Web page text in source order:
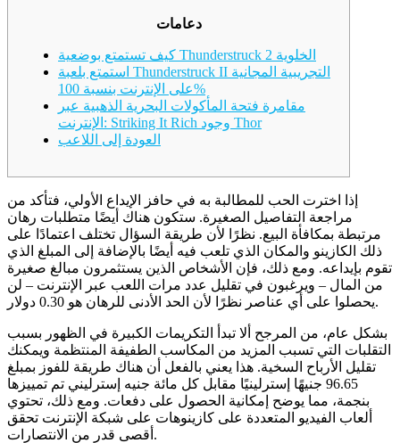
دعامات
كيف تستمتع بوضعية Thunderstruck 2 الخلوية
استمتع بلعبة Thunderstruck II التجريبية المجانية
على الإنترنت بنسبة 100%
مقامرة فتحة المأكولات البحرية الذهبية عبر
الإنترنت: Striking It Rich وجود Thor
العودة إلى اللاعب
إذا اخترت الحب للمطالبة به في حافز الإيداع الأولي، فتأكد من
مراجعة التفاصيل الصغيرة. ستكون هناك أيضًا متطلبات رهان
مرتبطة بمكافأة البيع. نظرًا لأن طريقة السؤال تختلف اعتمادًا على
ذلك الكازينو والمكان الذي تلعب فيه أيضًا بالإضافة إلى المبلغ الذي
تقوم بإيداعه. ومع ذلك، فإن الأشخاص الذين يستثمرون مبالغ صغيرة
من المال – ويرغبون في تقليل عدد مرات اللعب عبر الإنترنت – لن
يحصلوا على أي عناصر نظرًا لأن الحد الأدنى للرهان هو 0.30 دولار.
بشكل عام، من المرجح ألا تبدأ التكريمات الكبيرة في الظهور بسبب
التقلبات التي تسبب المزيد من المكاسب الطفيفة المنتظمة ويمكنك
تقليل الأرباح السخية. هذا يعني بالفعل أن هناك طريقة للفوز بمبلغ
96.65 جنيهًا إسترلينيًا مقابل كل مائة جنيه إسترليني تم تمييزها
بنجمة، مما يوضح إمكانية الحصول على دفعات. ومع ذلك، تحتوي
ألعاب الفيديو المتعددة على كازينوهات على شبكة الإنترنت تحقق
أقصى قدر من الانتصارات.